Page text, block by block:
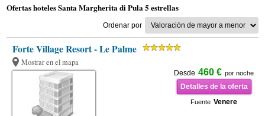
Ofertas hoteles Santa Margherita di Pula 5 estrellas
Ordenar por
Forte Village Resort - Le Palme
Mostrar en el mapa
Desde 460 € por noche
Detalles de la oferta
Fuente Venere